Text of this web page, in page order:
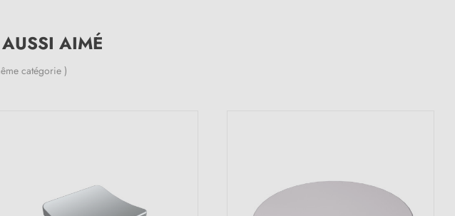
AIMÉ
catégorie )